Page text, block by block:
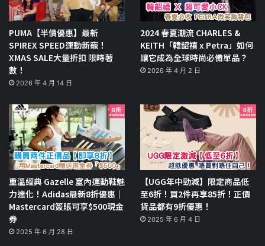
PUMA【半價優惠】最新
SPIREX SPEED運動新寵！
XMAS SALE大量折扣 限時著
數！
2026 年 4 月 14 日
2024 春夏潮流 CHARLES &
KEITH「韓韶禧 x Petra」如何
讓它成為全球時尚必備單品？
2026 年 4 月 2 日
重溫經典 Gazelle 室內運動鞋魅
力進化！Adidas最新8折優惠｜
Mastercard簽賬可享$500現金
券
2025 年 6 月 28 日
【UGG年中勁減】限定商品低
至6折！買2件再享85折！正價
貨品都有9折優惠！
2025 年 6 月 4 日